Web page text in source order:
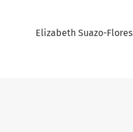
Elizabeth Suazo-Flores